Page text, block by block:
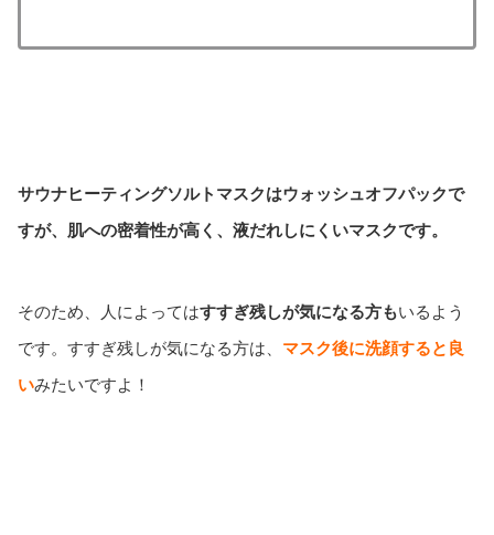
サウナヒーティングソルトマスクはウォッシュオフパックで
すが、肌への密着性が高く、液だれしにくいマスクです。
そのため、人によってはすすぎ残しが気になる方もいるよう
です。すすぎ残しが気になる方は、 マスク後に洗顔すると良
いみたいですよ！